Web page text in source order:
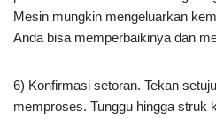
Mesin mungkin mengeluarkan
Anda bisa memperbaikinya dan
6) Konfirmasi setoran. Tekan
memproses. Tunggu hingga struk